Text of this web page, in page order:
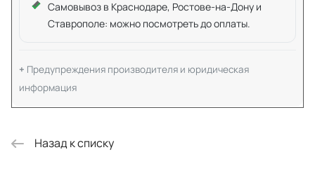
Самовывоз в Краснодаре, Ростове-на-Дону и
Ставрополе: можно посмотреть до оплаты.
Предупреждения производителя и юридическая
информация
Назад к списку